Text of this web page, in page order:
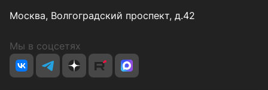
Москва, Волгоградский проспект, д.42
Мы в соцсетях